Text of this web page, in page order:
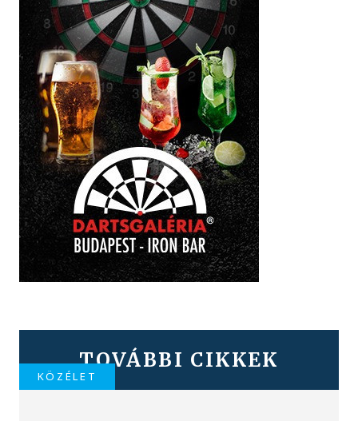
TOVÁBBI CIKKEK
KÖZÉLET